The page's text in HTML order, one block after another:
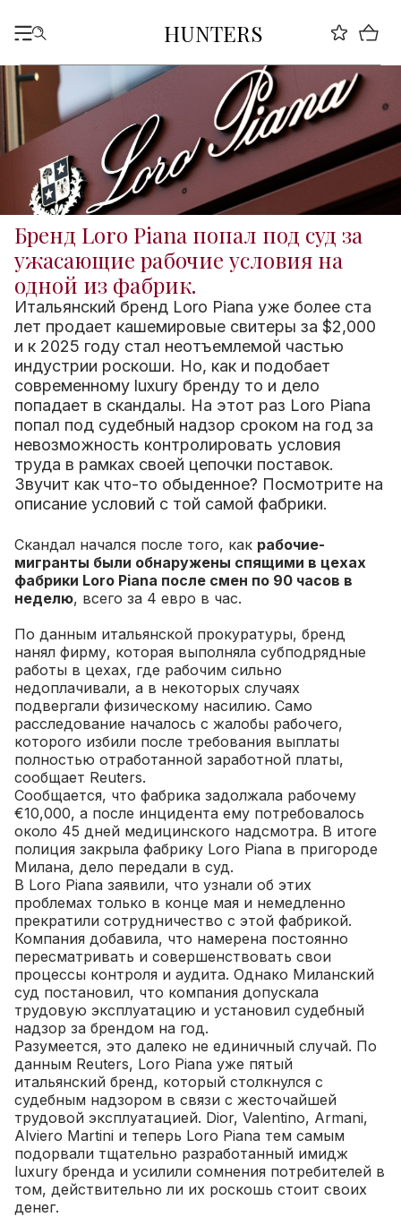
HUNTERS
Бренд Loro Piana попал под суд за
ужасающие рабочие условия на
одной из фабрик.
Итальянский бренд Loro Piana уже более ста
лет продает кашемировые свитеры за $2,000
и к 2025 году стал неотъемлемой частью
индустрии роскоши. Но, как и подобает
современному luxury бренду то и дело
попадает в скандалы. На этот раз Loro Piana
попал под судебный надзор сроком на год за
невозможность контролировать условия
труда в рамках своей цепочки поставок.
Звучит как что-то обыденное? Посмотрите на
описание условий с той самой фабрики.
Скандал начался после того, как рабочие-
мигранты были обнаружены спящими в цехах
фабрики Loro Piana после смен по 90 часов в
неделю, всего за 4 евро в час.
По данным итальянской прокуратуры, бренд
нанял фирму, которая выполняла субподрядные
работы в цехах, где рабочим сильно
недоплачивали, а в некоторых случаях
подвергали физическому насилию. Само
расследование началось с жалобы рабочего,
которого избили после требования выплаты
полностью отработанной заработной платы,
сообщает Reuters.
Сообщается, что фабрика задолжала рабочему
€10,000, а после инцидента ему потребовалось
около 45 дней медицинского надсмотра. В итоге
полиция закрыла фабрику Loro Piana в пригороде
Милана, дело передали в суд.
В Loro Piana заявили, что узнали об этих
проблемах только в конце мая и немедленно
прекратили сотрудничество с этой фабрикой.
Компания добавила, что намерена постоянно
пересматривать и совершенствовать свои
процессы контроля и аудита. Однако Миланский
суд постановил, что компания допускала
трудовую эксплуатацию и установил судебный
надзор за брендом на год.
Разумеется, это далеко не единичный случай. По
данным Reuters, Loro Piana уже пятый
итальянский бренд, который столкнулся с
судебным надзором в связи с жесточайшей
трудовой эксплуатацией. Dior, Valentino, Armani,
Alviero Martini и теперь Loro Piana тем самым
подорвали тщательно разработанный имидж
luxury бренда и усилили сомнения потребителей в
том, действительно ли их роскошь стоит своих
денег.